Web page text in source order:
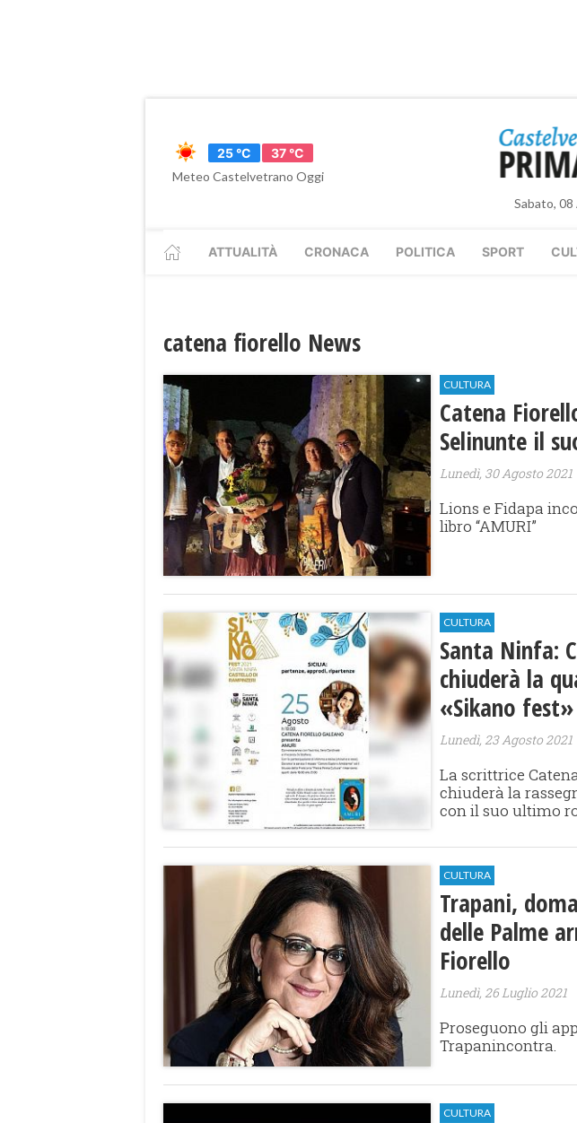
25 °C
37 °C
Meteo Castelvetrano Oggi
Sabato,
ATTUALITÀ CRONACA POLITICA SPORT
catena fiorello News
CULTURA
Catena
Selinunte il
Lunedì, 30 Agosto 2021
Lions e Fidapa
libro “AMURI”
CULTURA
Santa Ninfa:
chiuderà la
«Sikano fest»
Lunedì, 23 Agosto 2021
La scrittrice
chiuderà la
con il suo ultimo
CULTURA
Trapani,
delle Palme
Fiorello
Lunedì, 26 Luglio 2021
Proseguono gli
Trapanincontra.
CULTURA